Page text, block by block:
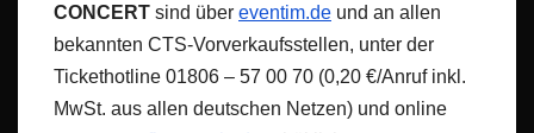
CONCERT sind über eventim.de und an allen
bekannten CTS-Vorverkaufsstellen, unter der
Tickethotline 01806 – 57 00 70 (0,20 €/Anruf inkl.
MwSt. aus allen deutschen Netzen) und online